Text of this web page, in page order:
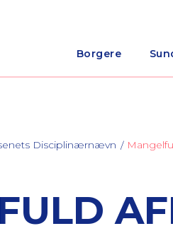
Borgere
Disciplinærnævn